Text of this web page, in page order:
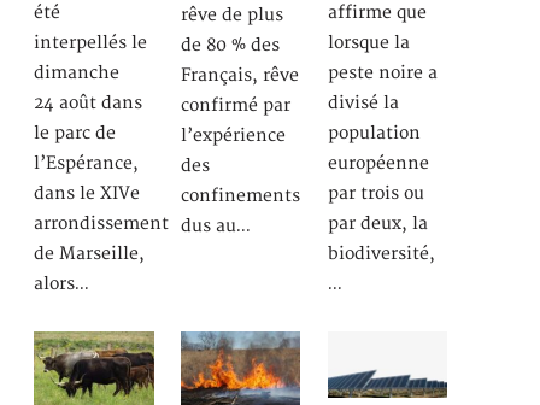
été
interpellés le
dimanche
24 août dans
le parc de
l’Espérance,
dans le XIVe
arrondissement
de Marseille,
alors…
rêve de plus
de 80 % des
Français, rêve
confirmé par
l’expérience
des
confinements
dus au…
affirme que
lorsque la
peste noire a
divisé la
population
européenne
par trois ou
par deux, la
biodiversité,
…